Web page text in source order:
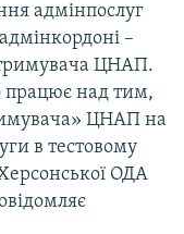
адмінпослуг
–
ЦНАП.
над тим,
ЦНАП на
в тестовому
ОДА